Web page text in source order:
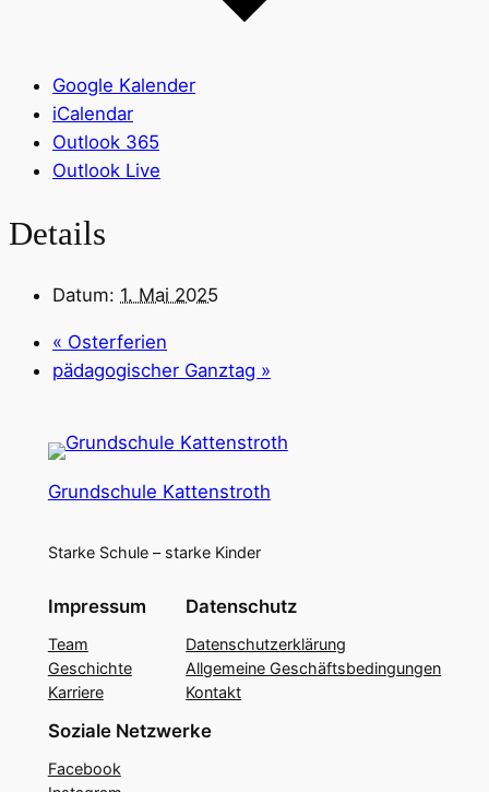
Google Kalender
iCalendar
Outlook 365
Outlook Live
Details
Datum: 1. Mai 2025
« Osterferien
pädagogischer Ganztag »
Grundschule Kattenstroth
Starke Schule – starke Kinder
Impressum
Team
Geschichte
Karriere
Datenschutz
Datenschutzerklärung
Allgemeine Geschäftsbedingungen
Kontakt
Soziale Netzwerke
Facebook